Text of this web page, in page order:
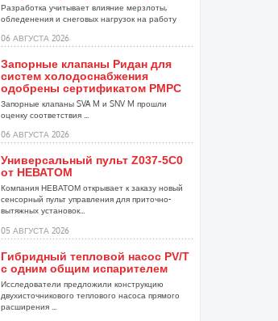
Разработка учитывает влияние мерзлоты,
обледенения и снеговых нагрузок на работу
06 АВГУСТА 2026
Запорные клапаны Ридан для
систем холодоснабжения
одобрены сертификатом РМРС
Запорные клапаны SVA M и SNV M прошли
оценку соответствия ...
06 АВГУСТА 2026
Универсальный пульт Z037-5C0
от НЕВАТОМ
Компания НЕВАТОМ открывает к заказу новый
сенсорный пульт управления для приточно-
вытяжных установок...
05 АВГУСТА 2026
Гибридный тепловой насос PV/T
с одним общим испарителем
Исследователи предложили конструкцию
двухисточникового теплового насоса прямого
расширения ...